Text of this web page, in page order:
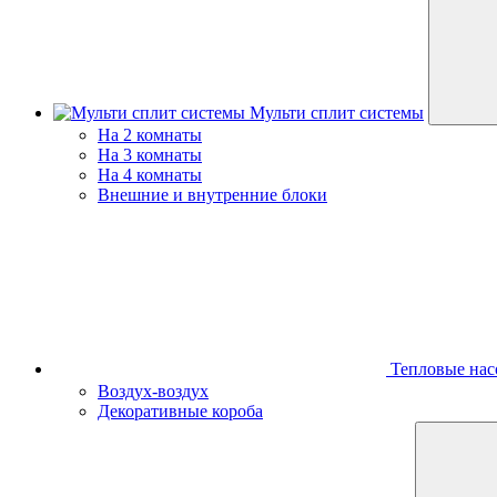
Мульти сплит системы
На 2 комнаты
На 3 комнаты
На 4 комнаты
Внешние и внутренние блоки
Тепловые
Воздух-воздух
Декоративные короба